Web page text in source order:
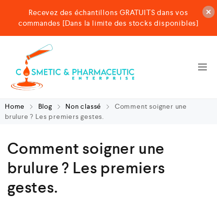
Home Blog Non classé
Comment soigner une
brulure ? Les premiers gestes.
Comment soigner une
brulure ? Les premiers
gestes.
Recevez des échantillons GRATUITS dans vos
commandes [Dans la limite des stocks disponibles]